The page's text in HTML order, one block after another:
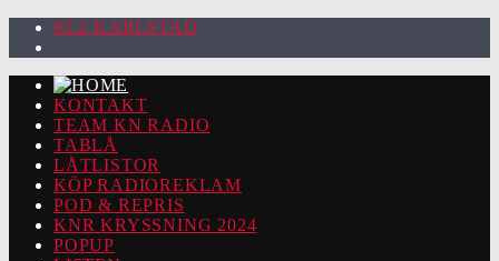
92.2 KARLSTAD
KONTAKT
TEAM KN RADIO
TABLÅ
LÅTLISTOR
KÖP RADIOREKLAM
POD & REPRIS
KNR KRYSSNING 2024
POPUP